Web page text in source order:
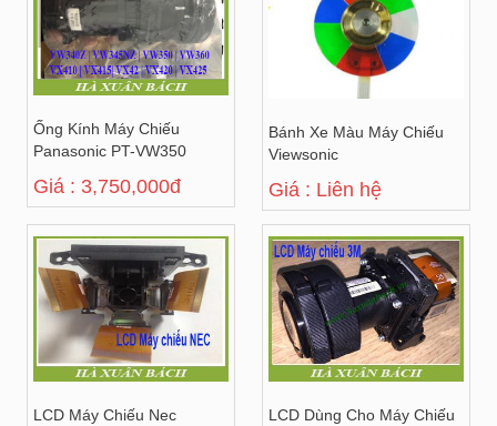
Ống Kính Máy Chiếu
Panasonic PT-VW350
Giá : 3,750,000đ
Bánh Xe Màu Máy Chiếu
Viewsonic
Giá : Liên hệ
LCD Máy Chiếu Nec
LCD Dùng Cho Máy Chiếu